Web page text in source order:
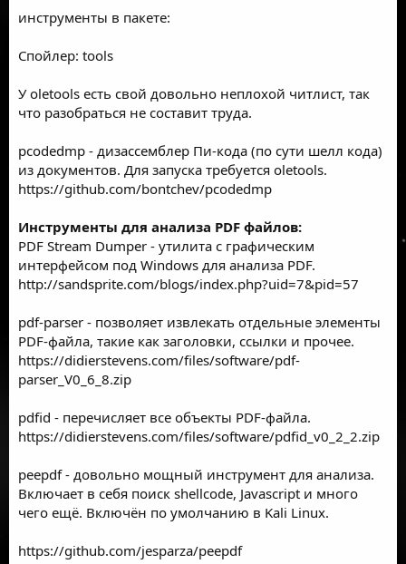
инструменты в пакете:
Спойлер: tools
У oletools есть свой довольно неплохой читлист, так
что разобраться не составит труда.
pcodedmp - дизассемблер Пи-кода (по сути шелл кода)
из документов. Для запуска требуется oletools.
https://github.com/bontchev/pcodedmp
Инструменты для анализа PDF файлов:
PDF Stream Dumper - утилита с графическим
интерфейсом под Windows для анализа PDF.
http://sandsprite.com/blogs/index.php?uid=7&pid=57
pdf-parser - позволяет извлекать отдельные элементы
PDF-файла, такие как заголовки, ссылки и прочее.
https://didierstevens.com/files/software/pdf-
parser_V0_6_8.zip
pdfid - перечисляет все объекты PDF-файла.
https://didierstevens.com/files/software/pdfid_v0_2_2.zip
peepdf - довольно мощный инструмент для анализа.
Включает в себя поиск shellcode, Javascript и много
чего ещё. Включён по умолчанию в Kali Linux.
https://github.com/jesparza/peepdf